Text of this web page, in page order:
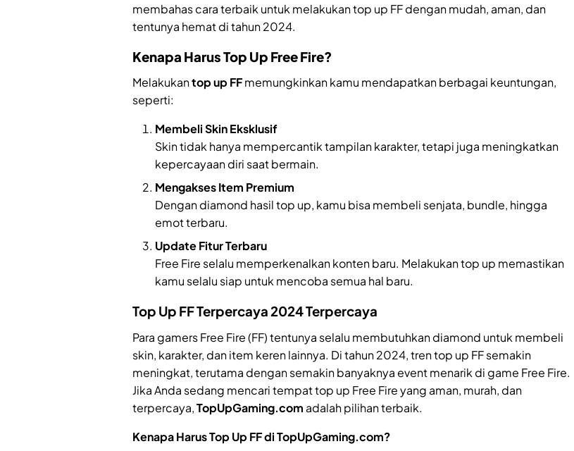
membahas cara terbaik untuk melakukan top up FF dengan mudah, aman, dan
tentunya hemat di tahun 2024.
Kenapa Harus Top Up Free Fire?
Melakukantop up FFmemungkinkan kamu mendapatkan berbagai keuntungan,
seperti:
Membeli Skin Eksklusif
Skin tidak hanya mempercantik tampilan karakter, tetapi juga meningkatkan
kepercayaan diri saat bermain.
Mengakses Item Premium
Dengan diamond hasil top up, kamu bisa membeli senjata, bundle, hingga
emot terbaru.
Update Fitur Terbaru
Free Fire selalu memperkenalkan konten baru. Melakukan top up memastikan
kamu selalu siap untuk mencoba semua hal baru.
Top Up FF Terpercaya 2024 Terpercaya
Para gamers Free Fire (FF) tentunya selalu membutuhkan diamond untuk membeli
skin, karakter, dan item keren lainnya. Di tahun 2024, tren top up FF semakin
meningkat, terutama dengan semakin banyaknya event menarik di game Free Fire.
Jika Anda sedang mencari tempat top up Free Fire yang aman, murah, dan
terpercaya,TopUpGaming.com adalah pilihan terbaik.
Kenapa Harus Top Up FF di TopUpGaming.com?